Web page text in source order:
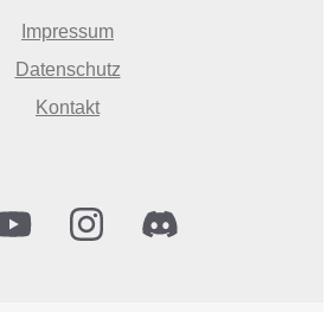
Impressum
Datenschutz
Kontakt